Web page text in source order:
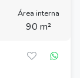
Área interna
90 m²